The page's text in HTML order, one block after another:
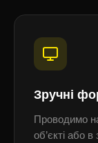
Зручні
Проводимо
об’єкті або